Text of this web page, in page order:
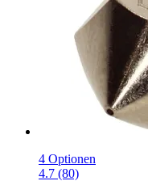
4 Optionen
4.7 (80)